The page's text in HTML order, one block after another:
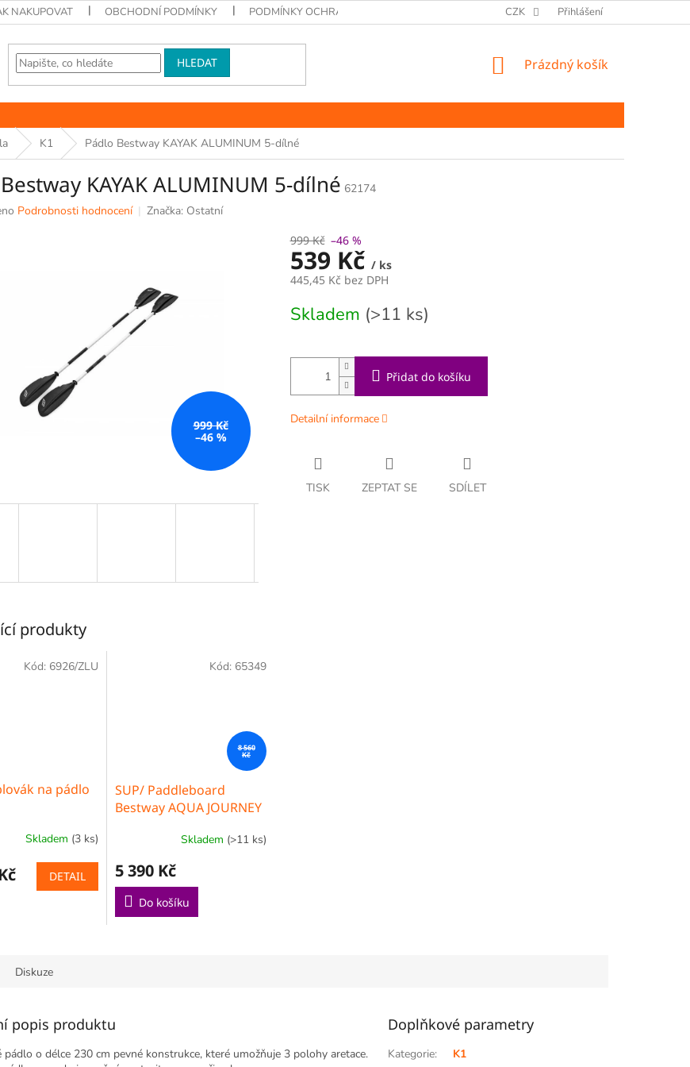
NAKUPOVAT OBCHODNÍ PODMÍNKY PODMÍNKY OCHRANY OSOBNÍCH ÚDAJŮ CZK Přihlášení
HLEDAT
NÁKUPNÍ
Prázdný košík
K1 Pádlo Bestway KAYAK ALUMINUM 5-dílné
KAYAK ALUMINUM 5-dílné 62174
Podrobnosti hodnocení Značka: Ostatní
999 Kč
–46 %
999 Kč –46 %
539 Kč / ks
445,45 Kč bez DPH
cena:
Skladem (>11 ks)
Přidat do košíku
Detailní informace
TISK ZEPTAT SE SDÍLET
produkty
na pádlo
Skladem (3 ks)
DETAIL
Kód: 6926/ZLU
8 560
Kč
SUP/ Paddleboard
Bestway AQUA JOURNEY
Skladem (>11 ks)
5 390 Kč
Do košíku
Kód: 65349
Diskuze
popis produktu
pádlo o délce 230 cm pevné konstrukce, které umožňuje 3 polohy aretace.
Doplňkové parametry
Kategorie:
K1